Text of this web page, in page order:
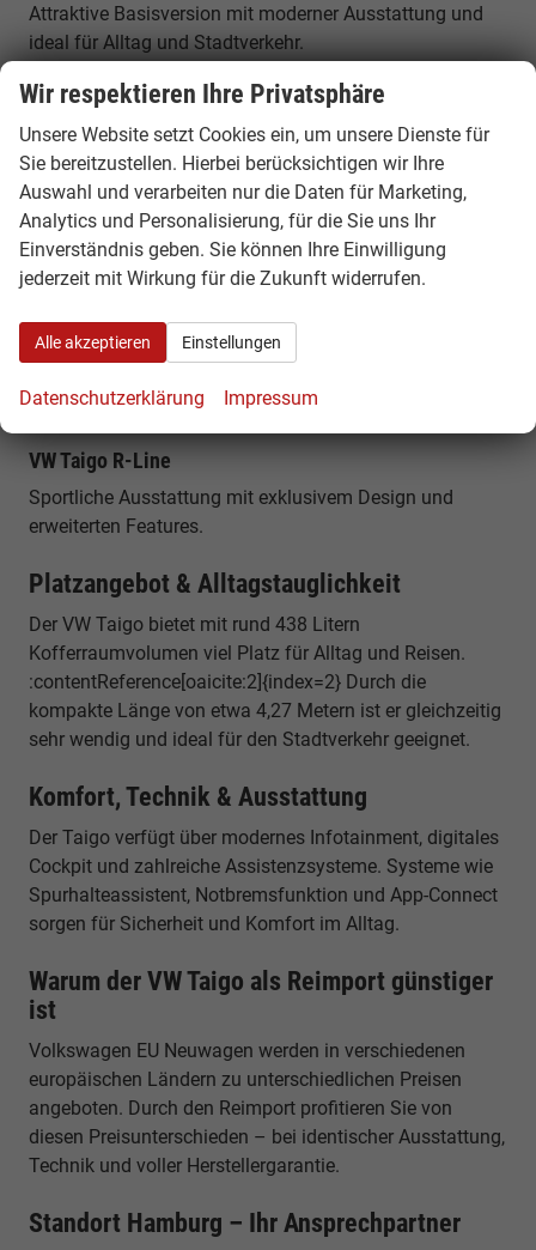
Attraktive Basisversion mit moderner Ausstattung und
ideal für Alltag und Stadtverkehr.
VW Taigo 1.0 TSI 95 / 110 PS
Effiziente Benzinmotoren mit niedrigem Verbrauch und
guter Leistung für den Alltag.
VW Taigo 1.5 TSI 150 PS
Leistungsstärkere Variante mit sportlicher Fahrdynamik
und hohem Fahrkomfort.
VW Taigo DSG Automatik
im Stadtverkehr und auf langen Strecken.
VW Taigo R-Line
Sportliche Ausstattung mit exklusivem Design und
erweiterten Features.
Platzangebot & Alltagstauglichkeit
Der VW Taigo bietet mit rund 438 Litern
Kofferraumvolumen viel Platz für Alltag und Reisen.
:contentReference[oaicite:2]{index=2} Durch die
kompakte Länge von etwa 4,27 Metern ist er gleichzeitig
sehr wendig und ideal für den Stadtverkehr geeignet.
Komfort, Technik & Ausstattung
Der Taigo verfügt über modernes Infotainment, digitales
Cockpit und zahlreiche Assistenzsysteme. Systeme wie
Spurhalteassistent, Notbremsfunktion und App-Connect
sorgen für Sicherheit und Komfort im Alltag.
Warum der VW Taigo als Reimport günstiger
ist
Volkswagen EU Neuwagen werden in verschiedenen
europäischen Ländern zu unterschiedlichen Preisen
angeboten. Durch den Reimport profitieren Sie von
diesen Preisunterschieden – bei identischer Ausstattung,
Technik und voller Herstellergarantie.
Standort Hamburg – Ihr Ansprechpartner
Wir respektieren Ihre Privatsphäre
Unsere Website setzt Cookies ein, um unsere Dienste für
Sie bereitzustellen. Hierbei berücksichtigen wir Ihre
Auswahl und verarbeiten nur die Daten für Marketing,
Analytics und Personalisierung, für die Sie uns Ihr
Einverständnis geben. Sie können Ihre Einwilligung
jederzeit mit Wirkung für die Zukunft widerrufen.
Alle akzeptieren Einstellungen
Datenschutzerklärung Impressum